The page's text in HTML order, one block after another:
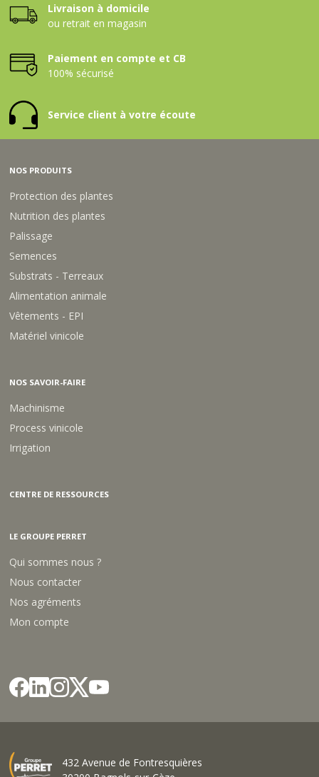
Livraison à domicile
ou retrait en magasin
Paiement en compte et CB
100% sécurisé
Service client à votre écoute
NOS PRODUITS
Protection des plantes
Nutrition des plantes
Palissage
Semences
Substrats - Terreaux
Alimentation animale
Vêtements - EPI
Matériel vinicole
NOS SAVOIR-FAIRE
Machinisme
Process vinicole
Irrigation
CENTRE DE RESSOURCES
LE GROUPE PERRET
Qui sommes nous ?
Nous contacter
Nos agréments
Mon compte
432 Avenue de Fontresquières